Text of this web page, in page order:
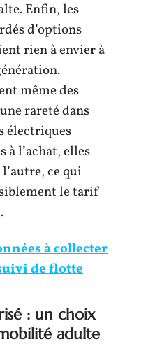
Enfin, les
d’options
rien à envier à
même des
rareté dans
électriques
à l’achat, elles
ce qui
le tarif
à collecter
de flotte
: un choix
adulte